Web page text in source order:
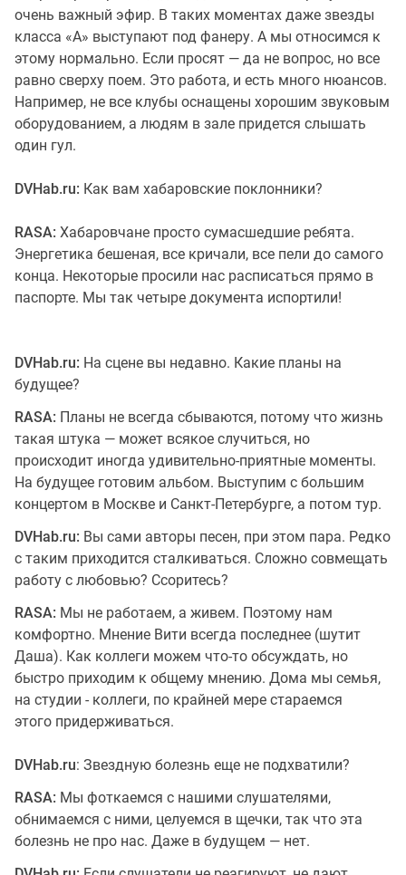
очень важный эфир. В таких моментах даже звезды
класса «А» выступают под фанеру. А мы относимся к
этому нормально. Если просят — да не вопрос, но все
равно сверху поем. Это работа, и есть много нюансов.
Например, не все клубы оснащены хорошим звуковым
оборудованием, а людям в зале придется слышать
один гул.
DVHab.ru: Как вам хабаровские поклонники?
RASA: Хабаровчане просто сумасшедшие ребята.
Энергетика бешеная, все кричали, все пели до самого
конца. Некоторые просили нас расписаться прямо в
паспорте. Мы так четыре документа испортили!
DVHab.ru: На сцене вы недавно. Какие планы на
будущее?
RASA: Планы не всегда сбываются, потому что жизнь
такая штука — может всякое случиться, но
происходит иногда удивительно-приятные моменты.
На будущее готовим альбом. Выступим с большим
концертом в Москве и Санкт-Петербурге, а потом тур.
DVHab.ru: Вы сами авторы песен, при этом пара. Редко
с таким приходится сталкиваться. Сложно совмещать
работу с любовью? Ссоритесь?
RASA: Мы не работаем, а живем. Поэтому нам
комфортно. Мнение Вити всегда последнее (шутит
Даша). Как коллеги можем что-то обсуждать, но
быстро приходим к общему мнению. Дома мы семья,
на студии - коллеги, по крайней мере стараемся
этого придерживаться.
DVHab.ru: Звездную болезнь еще не подхватили?
RASA: Мы фоткаемся с нашими слушателями,
обнимаемся с ними, целуемся в щечки, так что эта
болезнь не про нас. Даже в будущем — нет.